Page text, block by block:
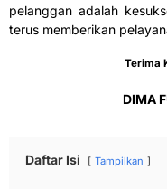
pelanggan adalah
terus memberikan
Terima
DIMA
Daftar Isi Tampilkan